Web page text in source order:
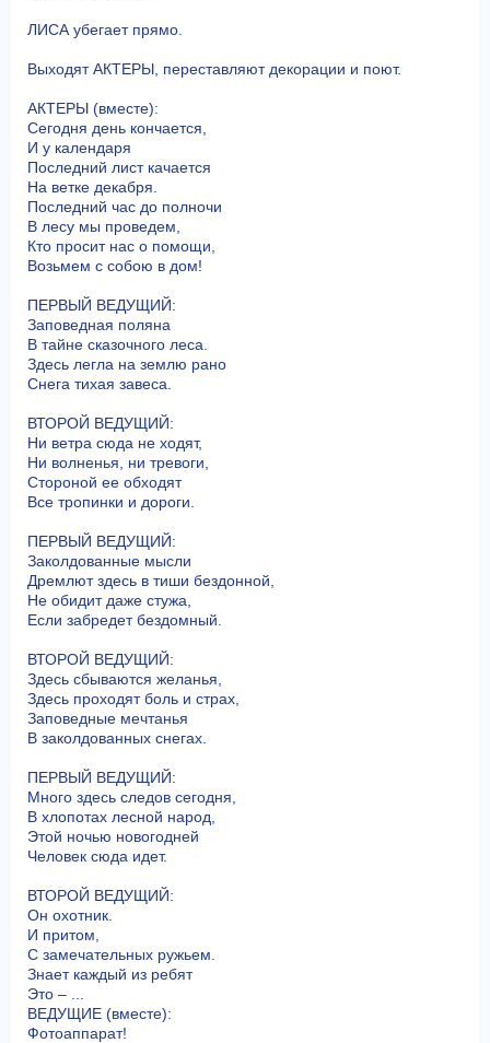
ЛИСА убегает прямо.
Выходят АКТЕРЫ, переставляют декорации и поют.
АКТЕРЫ (вместе):
Сегодня день кончается,
И у календаря
Последний лист качается
На ветке декабря.
Последний час до полночи
В лесу мы проведем,
Кто просит нас о помощи,
Возьмем с собою в дом!
ПЕРВЫЙ ВЕДУЩИЙ:
Заповедная поляна
В тайне сказочного леса.
Здесь легла на землю рано
Снега тихая завеса.
ВТОРОЙ ВЕДУЩИЙ:
Ни ветра сюда не ходят,
Ни волненья, ни тревоги,
Стороной ее обходят
Все тропинки и дороги.
ПЕРВЫЙ ВЕДУЩИЙ:
Заколдованные мысли
Дремлют здесь в тиши бездонной,
Не обидит даже стужа,
Если забредет бездомный.
ВТОРОЙ ВЕДУЩИЙ:
Здесь сбываются желанья,
Здесь проходят боль и страх,
Заповедные мечтанья
В заколдованных снегах.
ПЕРВЫЙ ВЕДУЩИЙ:
Много здесь следов сегодня,
В хлопотах лесной народ,
Этой ночью новогодней
Человек сюда идет.
ВТОРОЙ ВЕДУЩИЙ:
Он охотник.
И притом,
С замечательных ружьем.
Знает каждый из ребят
Это – ...
ВЕДУЩИЕ (вместе):
Фотоаппарат!